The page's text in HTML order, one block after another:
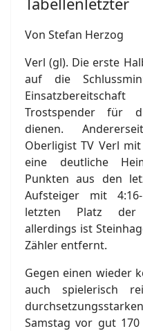
Von Stefan Herzog
Verl (gl). Die erste
auf die
Trostspender für
dienen.
Oberligist TV Verl
eine deutliche
Punkten aus den
Aufsteiger mit
letzten Platz der
allerdings ist
Zähler entfernt.
Gegen einen wieder
auch spielerisch
Samstag vor gut